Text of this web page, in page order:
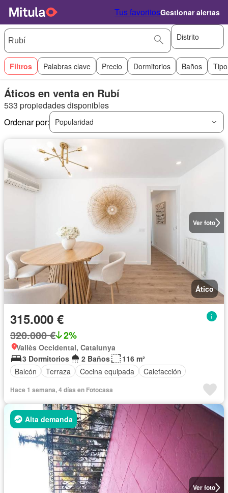
Tus favoritosGestionar alertas
Distrito
Filtros Palabras clave Precio Dormitorios Baños
Áticos en venta en Rubí
533 propiedades disponibles
Ordenar por:
Popularidad
Ver foto
Ático
315.000 €
320.000 € 2%
Vallès Occidental, Catalunya
3 Dormitorios
2 Baños
116 m²
Balcón
Terraza Cocina equipada Calefacción
Hace 1 semana, 4 días en Fotocasa
Ver foto
Alta demanda